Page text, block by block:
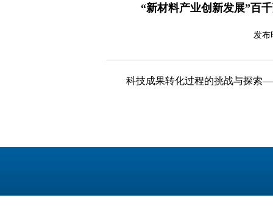
“新材料产业创新发展”百
发
科技成果转化过程的挑战与探索